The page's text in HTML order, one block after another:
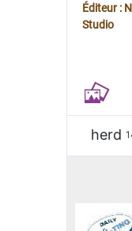
Éditeur :
Studio
herd